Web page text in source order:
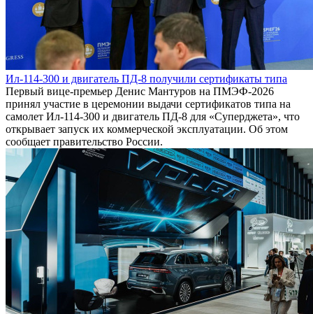
Ил-114-300 и двигатель ПД-8 получили сертификаты типа
Первый вице-премьер Денис Мантуров на ПМЭФ-2026
принял участие в церемонии выдачи сертификатов типа на
самолет Ил-114-300 и двигатель ПД-8 для «Суперджета», что
открывает запуск их коммерческой эксплуатации. Об этом
сообщает правительство России.